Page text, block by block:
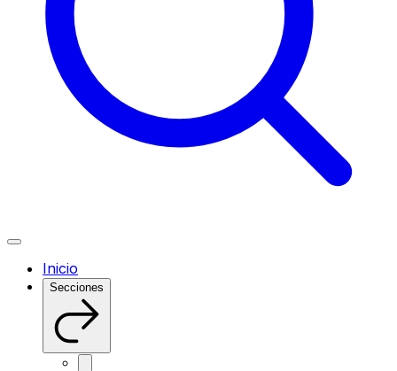
Inicio
Secciones